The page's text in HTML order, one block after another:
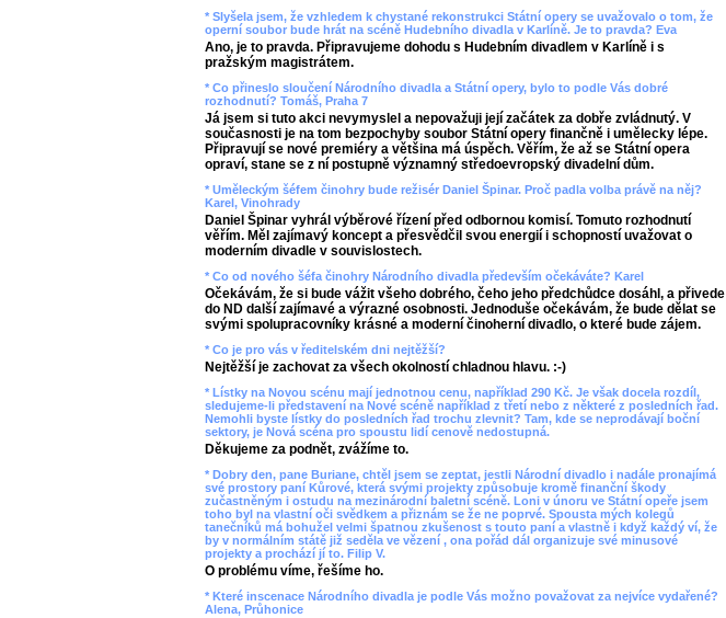
* Slyšela jsem, že vzhledem k chystané rekonstrukci Státní opery se uvažovalo o tom, že
operní soubor bude hrát na scéně Hudebního divadla v Karlíně. Je to pravda? Eva
Ano, je to pravda. Připravujeme dohodu s Hudebním divadlem v Karlíně i s
pražským magistrátem.
* Co přineslo sloučení Národního divadla a Státní opery, bylo to podle Vás dobré
rozhodnutí? Tomáš, Praha 7
Já jsem si tuto akci nevymyslel a nepovažuji její začátek za dobře zvládnutý. V
současnosti je na tom bezpochyby soubor Státní opery finančně i umělecky lépe.
Připravují se nové premiéry a většina má úspěch. Věřím, že až se Státní opera
opraví, stane se z ní postupně významný středoevropský divadelní dům.
* Uměleckým šéfem činohry bude režisér Daniel Špinar. Proč padla volba právě na něj?
Karel, Vinohrady
Daniel Špinar vyhrál výběrové řízení před odbornou komisí. Tomuto rozhodnutí
věřím. Měl zajímavý koncept a přesvědčil svou energií i schopností uvažovat o
moderním divadle v souvislostech.
* Co od nového šéfa činohry Národního divadla především očekáváte? Karel
Očekávám, že si bude vážit všeho dobrého, čeho jeho předchůdce dosáhl, a přivede
do ND další zajímavé a výrazné osobnosti. Jednoduše očekávám, že bude dělat se
svými spolupracovníky krásné a moderní činoherní divadlo, o které bude zájem.
* Co je pro vás v ředitelském dni nejtěžší?
Nejtěžší je zachovat za všech okolností chladnou hlavu. :-)
* Lístky na Novou scénu mají jednotnou cenu, například 290 Kč. Je však docela rozdíl,
sledujeme-li představení na Nové scéně například z třetí nebo z některé z posledních řad.
Nemohli byste lístky do posledních řad trochu zlevnit? Tam, kde se neprodávají boční
sektory, je Nová scéna pro spoustu lidí cenově nedostupná.
Děkujeme za podnět, zvážíme to.
* Dobry den, pane Buriane, chtěl jsem se zeptat, jestli Národní divadlo i nadále pronajímá
své prostory paní Kůrové, která svými projekty způsobuje kromě finanční škody
zučastněným i ostudu na mezinárodní baletní scéně. Loni v únoru ve Státní opeře jsem
toho byl na vlastní oči svědkem a přiznám se že ne poprvé. Spousta mých kolegů
tanečníků má bohužel velmi špatnou zkušenost s touto paní a vlastně i když každý ví, že
by v normálním státě již seděla ve vězení , ona pořád dál organizuje své minusové
projekty a prochází jí to. Filip V.
O problému víme, řešíme ho.
* Které inscenace Národního divadla je podle Vás možno považovat za nejvíce vydařené?
Alena, Průhonice